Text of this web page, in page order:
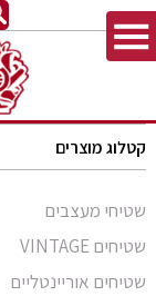
קטלוג מוצרים
שטיחי מעצבים
שטיחים VINTAGE
שטיחים אוריינטליים